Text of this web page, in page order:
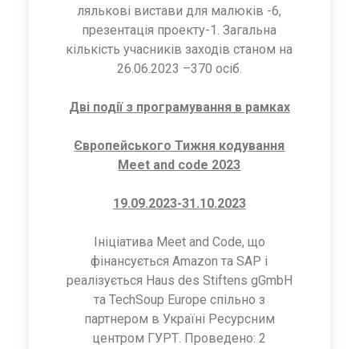
лялькові вистави для малюків -6,
презентація проекту-1. Загальна
кількість учасників заходів станом на
26.06.2023 –370 осіб.
Дві події з програмування в рамках
Європейського Тижня кодування
Meet and code 2023
19.09.2023-31.10.2023
Ініціатива Meet and Code, що
фінансується Amazon та SAP і
реалізується Haus des Stiftens gGmbH
та TechSoup Europe спільно з
партнером в Україні Ресурсним
центром ГУРТ. Проведено: 2